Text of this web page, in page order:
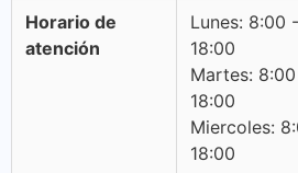
Horario de
atención
Lunes: 8:00
18:00
Martes:
18:00
Miercoles:
18:00